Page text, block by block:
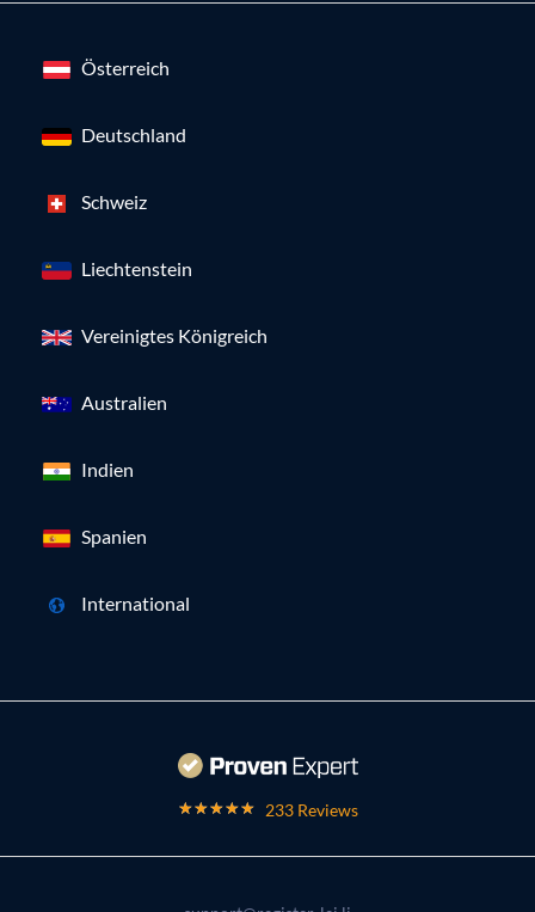
Österreich
Deutschland
Schweiz
Liechtenstein
Vereinigtes Königreich
Australien
Indien
Spanien
International
233 Reviews